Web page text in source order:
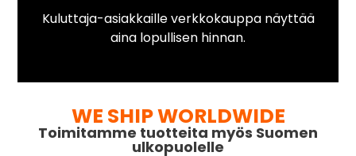
Kuluttaja-asiakkaille verkkokauppa näyttää
aina lopullisen hinnan.
WE SHIP WORLDWIDE
Toimitamme tuotteita myös Suomen
ulkopuolelle